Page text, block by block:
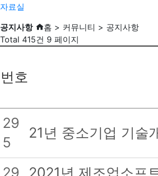
자료실
공지사항
홈 > 커뮤니티 > 공지사항
Total 415건 9 페이지
번호
29
5
21년 중소기업 기술
29
2021년 제조업소프